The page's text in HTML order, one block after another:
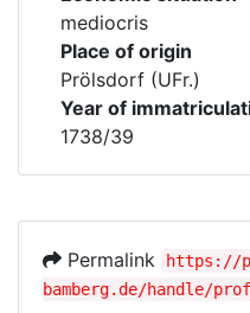
mediocris
Place of origin
Prölsdorf (UFr.)
Year of
1738/39
Permalink
https://
bamberg.de/handle/